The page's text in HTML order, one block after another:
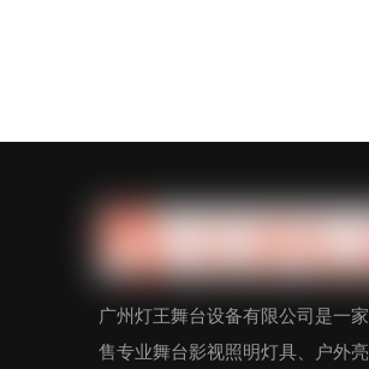
广州灯王舞台设备有限公司是一
售专业舞台影视照明灯具、户外